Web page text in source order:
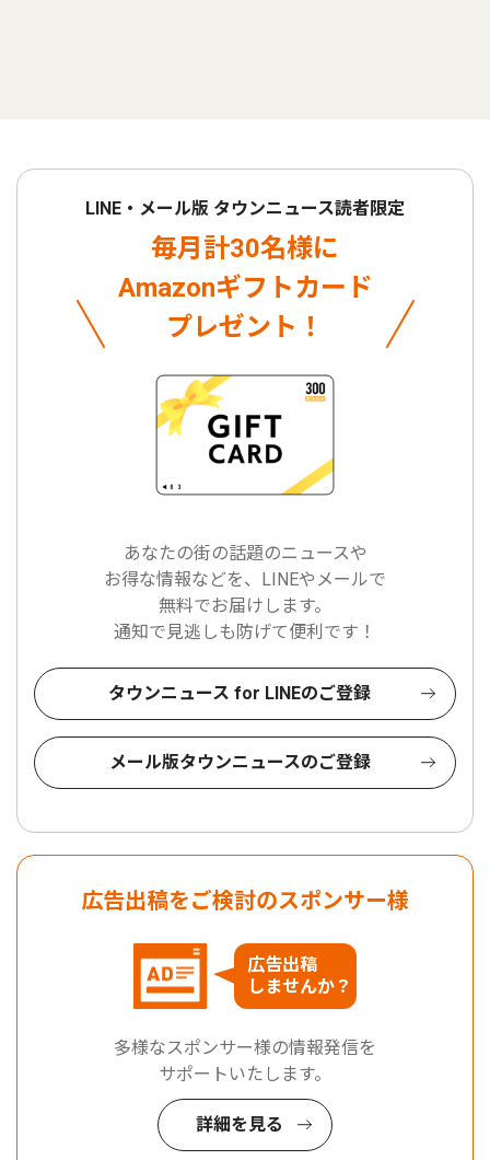
LINE・メール版 タウンニュース読者限定
毎月計30名様に
Amazonギフトカード
プレゼント！
あなたの街の話題のニュースや
お得な情報などを、LINEやメールで
無料でお届けします。
通知で見逃しも防げて便利です！
タウンニュース for LINEのご登録
メール版タウンニュースのご登録
広告出稿をご検討のスポンサー様
広告出稿
しませんか？
多様なスポンサー様の情報発信を
サポートいたします。
詳細を見る